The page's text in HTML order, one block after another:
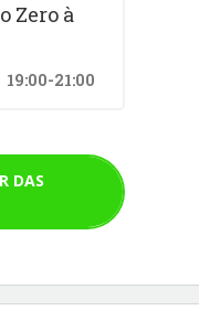
Zero à
19:00-21:00
DAS